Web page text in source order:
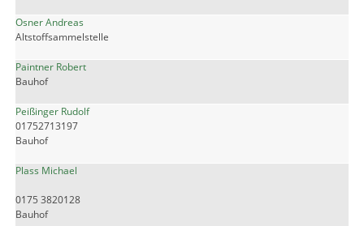
Osner Andreas
Altstoffsammelstelle
Paintner Robert
Bauhof
Peißinger Rudolf
01752713197
Bauhof
Plass Michael
0175 3820128
Bauhof